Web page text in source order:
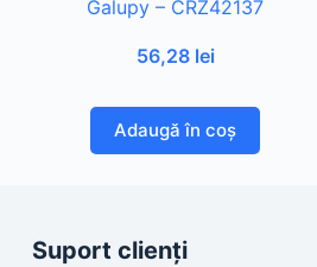
Galupy – CRZ42137
56,28 lei
Adaugă în coș
Suport clienți